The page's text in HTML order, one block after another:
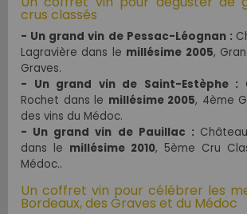
crus classés
- Un grand vin de Pessac-Léognan :
Lagravière dans le millésime 2005,
Graves.
- Un grand vin de Saint-Estèphe :
Rochet dans le millésime 2005, 4ème
des vins du Médoc.
- Un grand vin de Pauillac :
dans le millésime 2010, 5ème Cru
Médoc..
Un coffret vin pour célébrer les
Bordeaux, des Graves et du Médoc